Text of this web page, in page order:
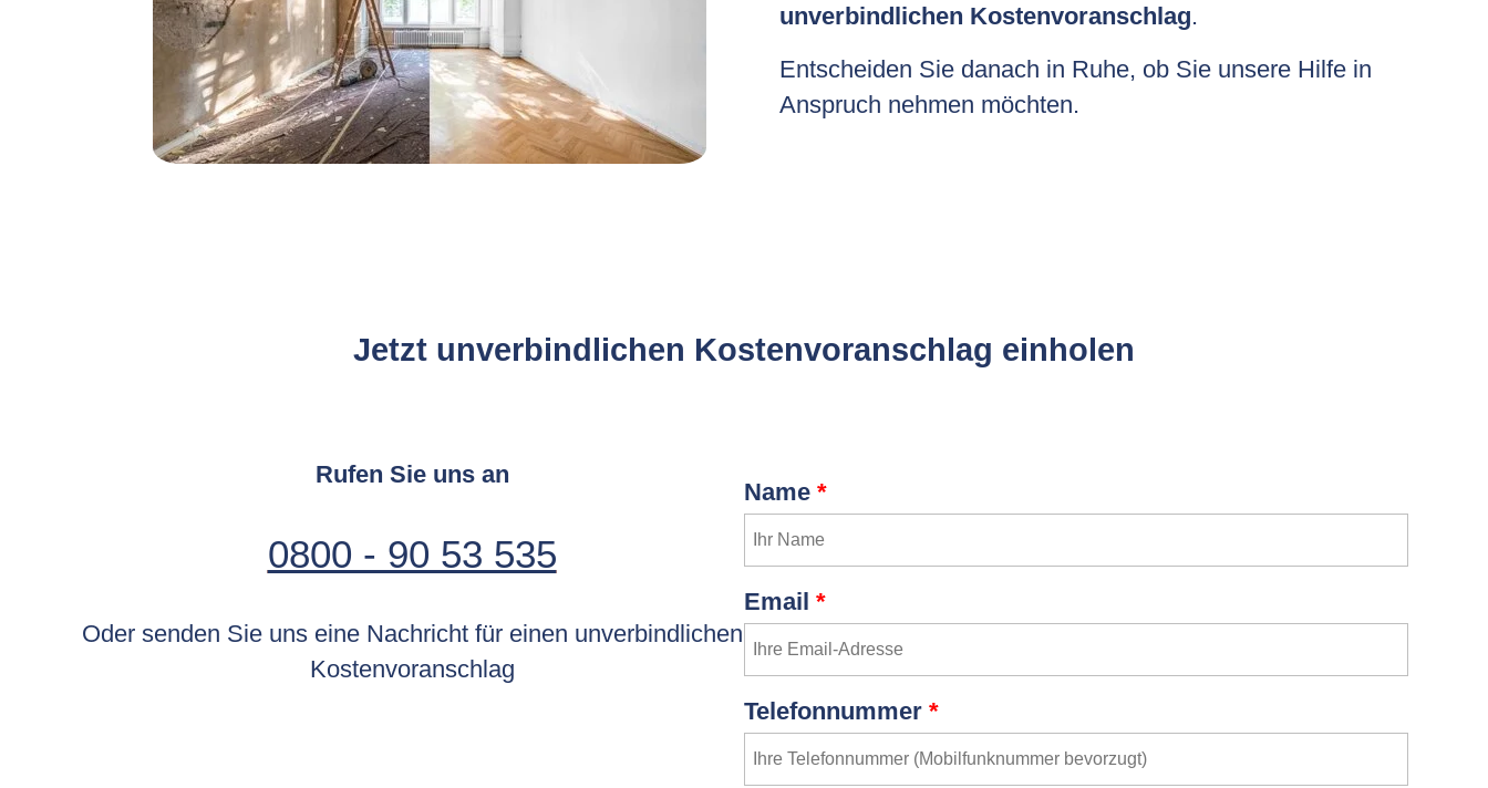
unverbindlichen Kostenvoranschlag.
Entscheiden Sie danach in Ruhe, ob Sie unsere Hilfe in
Anspruch nehmen möchten.
Jetzt unverbindlichen Kostenvoranschlag einholen
Rufen Sie uns an
0800 - 90 53 535
Oder senden Sie uns eine Nachricht für einen unverbindlichen
Kostenvoranschlag
Name *
Email *
Telefonnummer *